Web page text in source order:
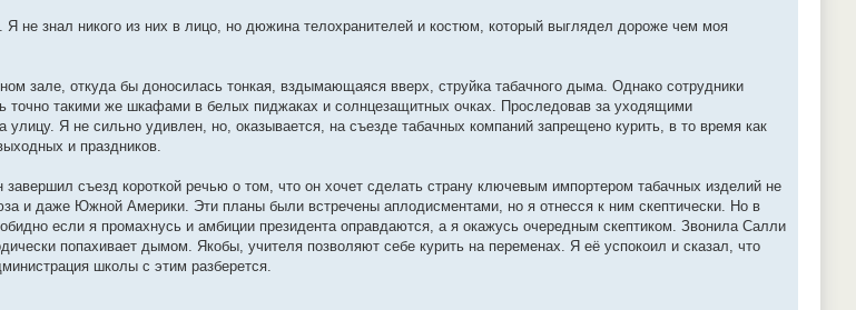
не знал никого из них в лицо, но дюжина телохранителей и костюм, который выглядел дороже чем моя
зале, откуда бы доносилась тонкая, вздымающаяся вверх, струйка табачного дыма. Однако сотрудники
точно такими же шкафами в белых пиджаках и солнцезащитных очках. Проследовав за уходящими
улицу. Я не сильно удивлен, но, оказывается, на съезде табачных компаний запрещено курить, в то время как
и праздников.
завершил съезд короткой речью о том, что он хочет сделать страну ключевым импортером табачных изделий не
и даже Южной Америки. Эти планы были встречены аплодисментами, но я отнесся к ним скептически. Но в
если я промахнусь и амбиции президента оправдаются, а я окажусь очередным скептиком. Звонила Салли
попахивает дымом. Якобы, учителя позволяют себе курить на переменах. Я её успокоил и сказал, что
школы с этим разберется.